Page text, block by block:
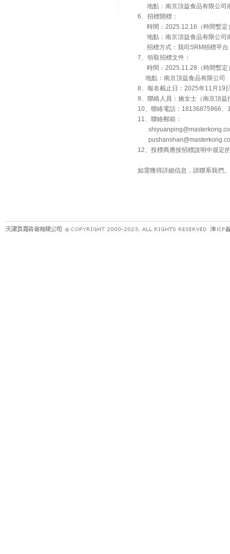
地點：南京頂益食品有限公司
6、招標開標：
時間：2025.12.16（時間暫定
地點：南京頂益食品有限公司
招標方式：我司SRM招標平台
7、領取招標文件：
時間：2025.11.28（時間暫定
地點：南京頂益食品有限公司
8、報名截止日：2025年11月19
9、聯絡人員：施女士（南京頂
10、聯絡電話：18136875966
11、聯絡郵箱：
12、投標商應按招標說明中規定
如需獲得詳細信息，請聯系我們。